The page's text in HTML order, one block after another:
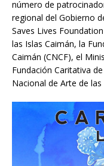
número de
regional del Gobierno
Saves Lives Foundation
las Islas Caimán, la
Caimán (CNCF), el
Fundación Caritativa
Nacional de Arte de las